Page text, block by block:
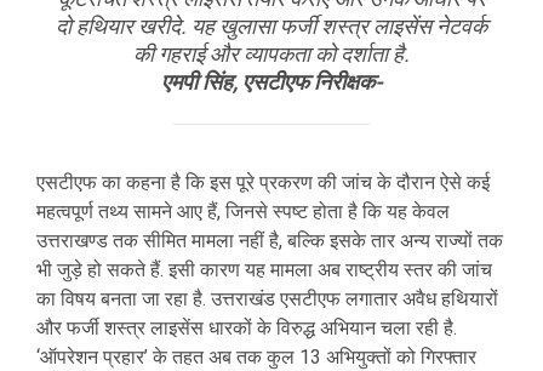
दो हथियार खरीदे. यह खुलासा फर्जी शस्त्र लाइसेंस नेटवर्क
की गहराई और व्यापकता को दर्शाता है.
एमपी सिंह, एसटीएफ निरीक्षक-
एसटीएफ का कहना है कि इस पूरे प्रकरण की जांच के दौरान ऐसे कई
महत्वपूर्ण तथ्य सामने आए हैं, जिनसे स्पष्ट होता है कि यह केवल
उत्तराखण्ड तक सीमित मामला नहीं है, बल्कि इसके तार अन्य राज्यों तक
भी जुड़े हो सकते हैं. इसी कारण यह मामला अब राष्ट्रीय स्तर की जांच
का विषय बनता जा रहा है. उत्तराखंड एसटीएफ लगातार अवैध हथियारों
और फर्जी शस्त्र लाइसेंस धारकों के विरुद्ध अभियान चला रही है.
‘ऑपरेशन प्रहार’ के तहत अब तक कुल 13 अभियुक्तों को गिरफ्तार